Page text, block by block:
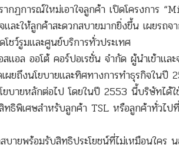
กฏการณ์ใหม่เอาใจลูกค้า เปิดโครงการ
ละให้ลูกค้าสะดวกสบายมากยิ่งขึ้น เผยรถจ
ว์รูมและศูนย์บริการทั่วประเทศ
อล ออโต้ คอร์ปอเรชั่น จำกัด ผู้นำเข้าแล
ผยถึงนโยบายและทิศทางการทำธุรกิจในปี
ยบายหลักต่อไป โดยในปี 2553 นี้บริษัทได้
พิเศษสำหรับลูกค้า TSL หรือลูกค้าทั่วไปที่
ายพร้อมรับสิทธิประโยชน์ที่ไม่เหมือนใคร